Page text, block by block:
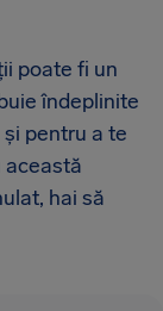
poate fi un
îndeplinite
pentru a te
această
hai să